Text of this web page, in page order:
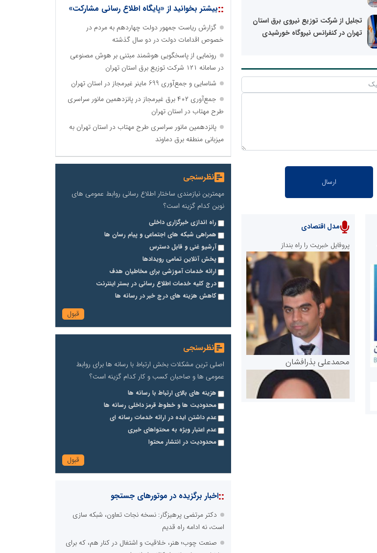
تجلیل از شرکت توزیع نیروی برق استان
تهران در کنفرانس نیروگاه خورشیدی
مدل اقتصادی
پروفایل خبریت را راه بنداز
محمدعلی بذرافشان
::بیشتر بخوانید از «پایگاه اطلاع رسانی مشارکت»
گزارش ریاست جمهور دولت چهاردهم به مردم در
خصوص اقدامات دولت در دو سال گذشته
رونمایی از پاسخگویی هوشمند مبتنی بر هوش مصنوعی
در سامانه ۱۲۱ شرکت توزیع برق استان تهران
شناسایی و جمع‌آوری 699 ماینر غیرمجاز در استان تهران
جمع‌آوری ۴۰۲ برق غیرمجاز در پانزدهمین مانور سراسری
طرح مهتاب در استان تهران
پانزدهمین مانور سراسری طرح مهتاب در استان تهران به
میزبانی منطقه برق دماوند
نظرسنجی
مهمترین نیازمندی ساختار اطلاع رسانی روابط عمومی های
نوین کدام گزینه است؟
راه اندازی خبرگزاری داخلی
همراهی شبکه های اجتماعی و پیام رسان ها
آرشیو غنی و قابل دسترس
پخش آنلاین تمامی رویدادها
ارائه خدمات آموزشی برای مخاطیان هدف
درج کلیه خدمات اطلاع رسانی در بستر اینترنت
کاهش هزینه های درج خبر در رسانه ها
نظرسنجی
اصلی ترین مشکلات بخش ارتباط با رسانه ها برای روابط
عمومی ها و صاحبان کسب و کار کدام گزینه است؟
هزینه های بالای ارتباط با رسانه ها
محدودیت ها و خطوط قرمز داخلی رسانه ها
عدم داشتن ایده در ارائه خدمات رسانه ای
عدم اعتبار ویژه به محتواهای خبری
محدودیت در انتشار محتوا
::اخبار برگزیده در موتورهای جستجو
دکتر مرتضی پرهیزگار: نسخه نجات تعاون، شبکه سازی
است، نه ادامه راه قدیم
صنعت چوب؛ هنر، خلاقیت و اشتغال در کنار هم، که برای